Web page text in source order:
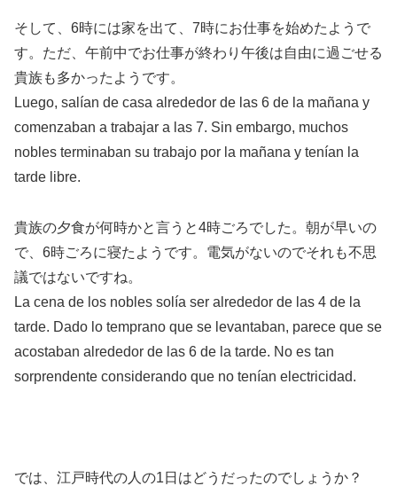
そして、6時には家を出て、7時にお仕事を始めたようで
す。ただ、午前中でお仕事が終わり午後は自由に過ごせる
貴族も多かったようです。
Luego, salían de casa alrededor de las 6 de la mañana y
comenzaban a trabajar a las 7. Sin embargo, muchos
nobles terminaban su trabajo por la mañana y tenían la
tarde libre.
貴族の夕食が何時かと言うと4時ごろでした。朝が早いの
で、6時ごろに寝たようです。電気がないのでそれも不思
議ではないですね。
La cena de los nobles solía ser alrededor de las 4 de la
tarde. Dado lo temprano que se levantaban, parece que se
acostaban alrededor de las 6 de la tarde. No es tan
sorprendente considerando que no tenían electricidad.
では、江戸時代の人の1日はどうだったのでしょうか？